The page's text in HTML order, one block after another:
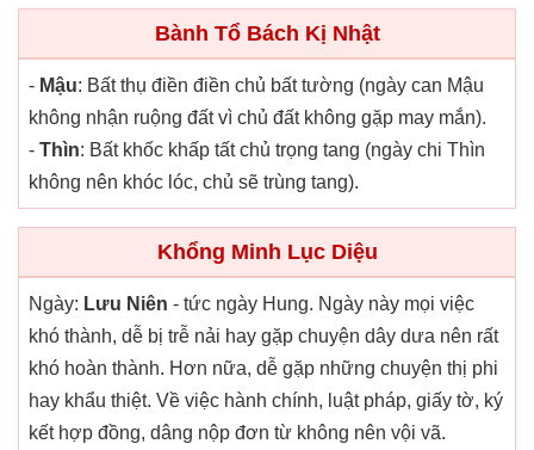
Bành Tổ Bách Kị Nhật
- Mậu: Bất thụ điền điền chủ bất tường (ngày can Mậu
không nhận ruộng đất vì chủ đất không gặp may mắn).
- Thìn: Bất khốc khấp tất chủ trọng tang (ngày chi Thìn
không nên khóc lóc, chủ sẽ trùng tang).
Khổng Minh Lục Diệu
Ngày: Lưu Niên - tức ngày Hung. Ngày này mọi việc
khó thành, dễ bị trễ nải hay gặp chuyện dây dưa nên rất
khó hoàn thành. Hơn nữa, dễ gặp những chuyện thị phi
hay khẩu thiệt. Về việc hành chính, luật pháp, giấy tờ, ký
kết hợp đồng, dâng nộp đơn từ không nên vội vã.